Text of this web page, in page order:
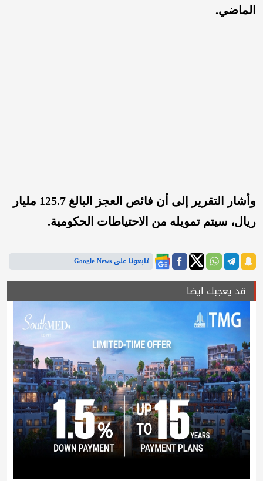
الماضي.
وأشار التقرير إلى أن فائص العجز البالغ 125.7 مليار
ريال، سيتم تمويله من الاحتياطات الحكومية.
تابعونا على Google News
قد يعجبك ايضا